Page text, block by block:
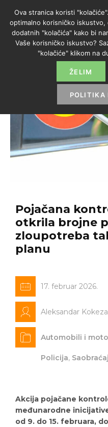
Pojačana
otkrila brojne
zloupotreba
planu
17. februar 2026.
Aleksandar Kokeza
Automobili i
Policija, Saobraćaj
Akcija pojačane
međunarodne
od 9. do 15. februara,
Ova stranica koristi
optimalno korisničko
dodatnih "kolačića" kako bi
Vaše korisničko iskustvo?
"kolačiće" klikom na
ŽELIM
POLITIKA